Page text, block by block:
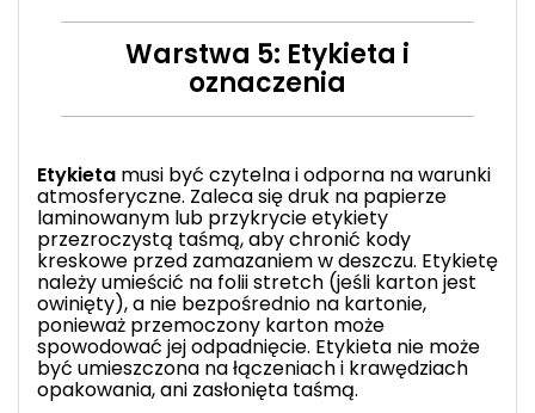
Warstwa 5: Etykieta i
oznaczenia
Etykieta musi być czytelna i odporna na warunki
atmosferyczne. Zaleca się druk na papierze
laminowanym lub przykrycie etykiety
przezroczystą taśmą, aby chronić kody
kreskowe przed zamazaniem w deszczu. Etykietę
należy umieścić na folii stretch (jeśli karton jest
owinięty), a nie bezpośrednio na kartonie,
ponieważ przemoczony karton może
spowodować jej odpadnięcie. Etykieta nie może
być umieszczona na łączeniach i krawędziach
opakowania, ani zasłonięta taśmą.